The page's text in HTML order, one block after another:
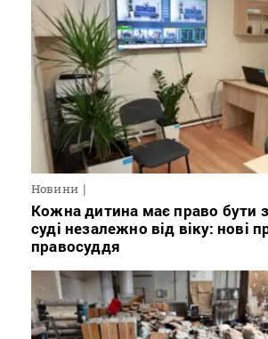
Новини
Кожна дитина має право бути
суді незалежно від віку: нові
правосуддя